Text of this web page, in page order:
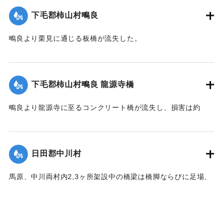
【出典：大分新聞 大正12年6月23日朝刊7面】
｜固有コード:00275065
下毛郡柿山村鴫良
鴫良より栗見に通じる板橋が流失した。
｜固有コード:00275066
下毛郡柿山村鴫良 龍源寺橋
鴫良より龍源寺に至るコンクリート橋が流失し、損害は約
｜固有コード:
日田郡中川村
馬原、中川両村内2,3ヶ所架設中の橋梁は橋脚ならびに足場、